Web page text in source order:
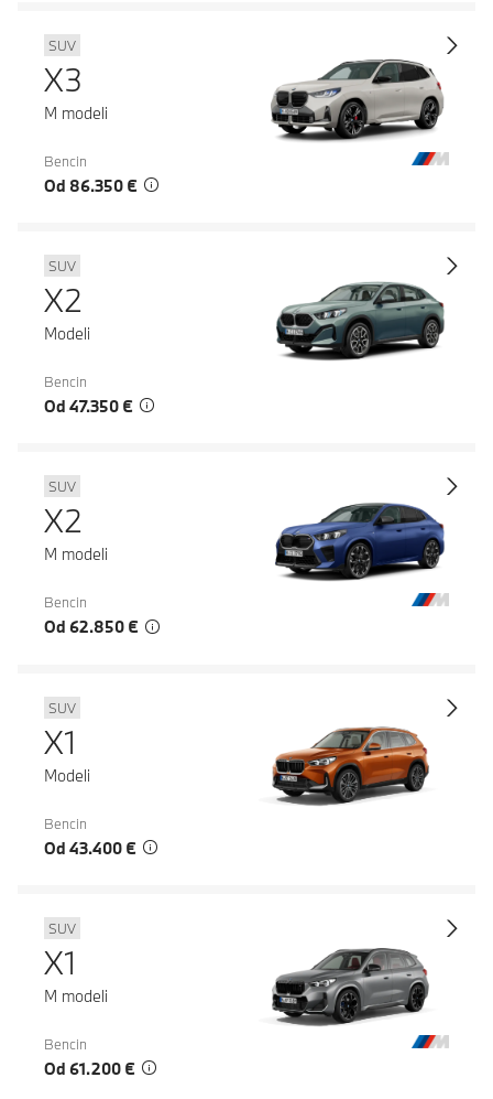
SUV
X3
M modeli
Bencin
Od 86.350 €
SUV
X2
Modeli
Bencin
Od 47.350 €
SUV
X2
M modeli
Bencin
Od 62.850 €
SUV
X1
Modeli
Bencin
Od 43.400 €
SUV
X1
M modeli
Bencin
Od 61.200 €